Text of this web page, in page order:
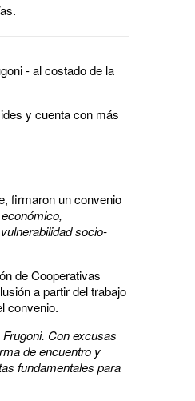
- al costado de la
y cuenta con más
firmaron un convenio
socio-
de Cooperativas
a partir del trabajo
convenio.
Con excusas
de encuentro y
fundamentales para